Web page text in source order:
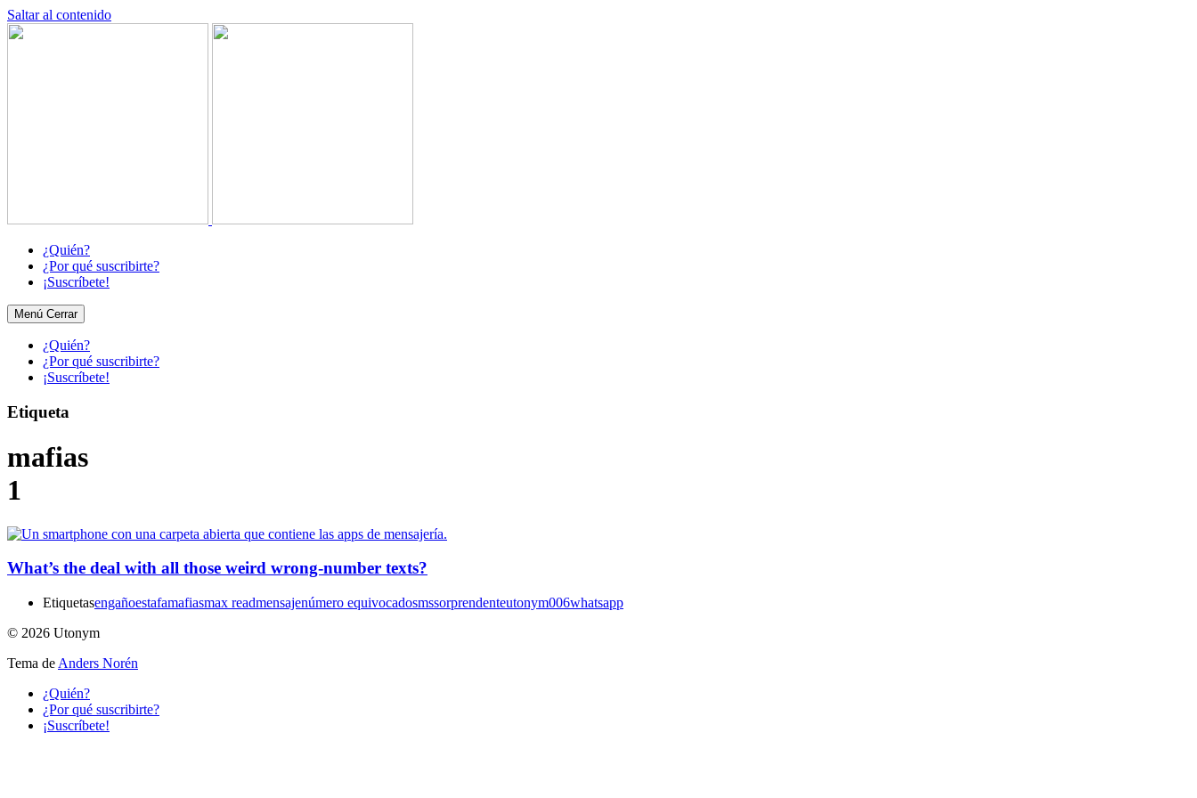
Saltar al contenido
¿Quién?
¿Por qué suscribirte?
¡Suscríbete!
Menú Cerrar
¿Quién?
¿Por qué suscribirte?
¡Suscríbete!
Etiqueta
mafias
1
What’s the deal with all those weird wrong-number texts?
Etiquetasengañoestafamafiasmax readmensajenúmero equivocadosmssorprendenteutonym006whatsapp
© 2026 Utonym
Tema de Anders Norén
¿Quién?
¿Por qué suscribirte?
¡Suscríbete!